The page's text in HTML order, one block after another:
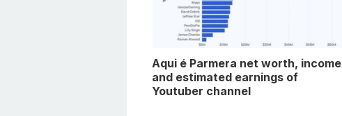
Aqui é Parmera net worth, income
and estimated earnings of
Youtuber channel